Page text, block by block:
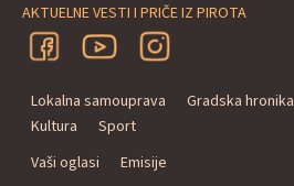
AKTUELNE VESTI I PRIČE IZ PIROTA
Lokalna samouprava Gradska hronika
Kultura
Sport
Vaši oglasi
Emisije